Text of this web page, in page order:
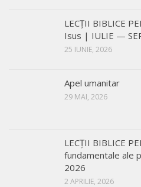
LECŢII BIBLICE
Isus | IULIE —
25 IUNIE, 2026
Apel umanitar
29 MAI, 2026
LECŢII BIBLICE
fundamentale ale
2026
2 APRILIE, 2026